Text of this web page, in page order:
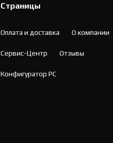
Страницы
Оплата и доставка О компании
Сервис-Центр Отзывы
Конфигуратор PC